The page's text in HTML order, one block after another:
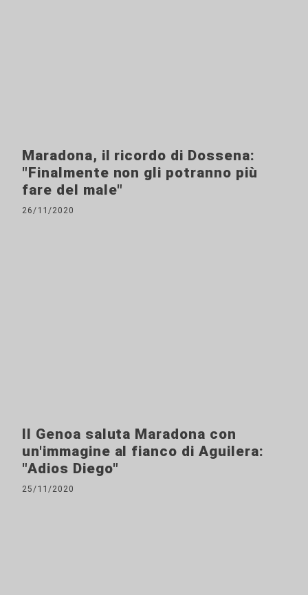
Maradona, il ricordo di Dossena:
"Finalmente non gli potranno più
fare del male"
26/11/2020
Il Genoa saluta Maradona con
un'immagine al fianco di Aguilera:
"Adios Diego"
25/11/2020